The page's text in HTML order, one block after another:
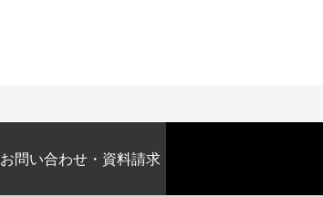
お問い合わせ・資料請求